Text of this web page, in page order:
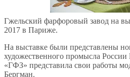
Гжельский фарфоровый завод на
2017 в Париже.
На выставке были представлены
художественного промысла
«ГФЗ» представила свои работы
Бергман.